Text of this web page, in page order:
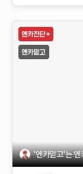
'엔카믿고'는